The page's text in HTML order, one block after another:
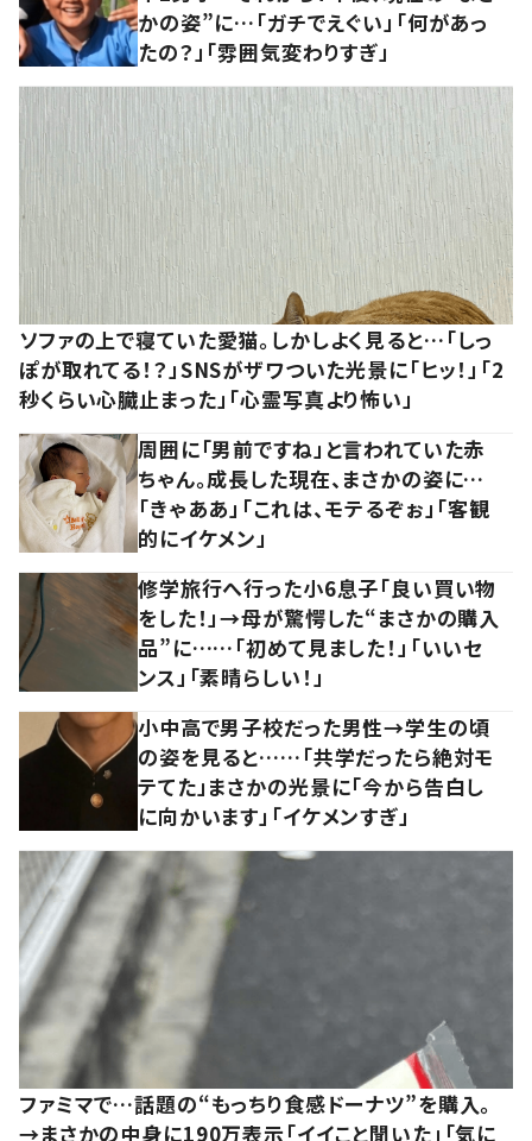
かの姿”に…「ガチでえぐい」「何があっ
たの？」「雰囲気変わりすぎ」
ソファの上で寝ていた愛猫。しかしよく見ると…「しっ
ぽが取れてる！？」SNSがザワついた光景に「ヒッ！」「2
秒くらい心臓止まった」「心霊写真より怖い」
周囲に「男前ですね」と言われていた赤
ちゃん。成長した現在、まさかの姿に…
「きゃああ」「これは、モテるぞぉ」「客観
的にイケメン」
修学旅行へ行った小6息子「良い買い物
をした！」→母が驚愕した“まさかの購入
品”に……「初めて見ました！」「いいセ
ンス」「素晴らしい！」
小中高で男子校だった男性→学生の頃
の姿を見ると……「共学だったら絶対モ
テてた」まさかの光景に「今から告白し
に向かいます」「イケメンすぎ」
ファミマで…話題の“もっちり食感ドーナツ”を購入。
→まさかの中身に190万表示「イイこと聞いた」「気に